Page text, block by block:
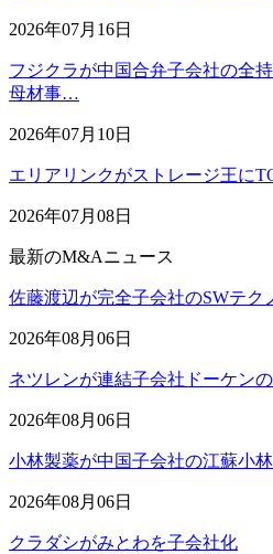
2026年07月16日
フジクラが中国合弁子会社の全
母材事…
2026年07月10日
エリアリンクがストレージ王に
2026年07月08日
最新のM&Aニュース
佐藤渡辺が完全子会社のSWテク
2026年08月06日
ネツレンが連結子会社ドーケン
2026年08月06日
小林製薬が中国子会社の江蘇小
2026年08月06日
クラダシがみとわを子会社化